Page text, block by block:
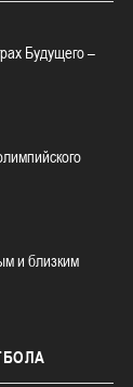
Будущего –
и близким